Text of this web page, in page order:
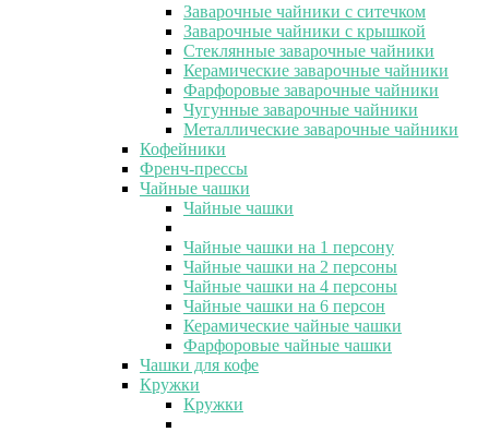
Заварочные чайники с ситечком
Заварочные чайники с крышкой
Стеклянные заварочные чайники
Керамические заварочные чайники
Фарфоровые заварочные чайники
Чугунные заварочные чайники
Металлические заварочные чайники
Кофейники
Френч-прессы
Чайные чашки
Чайные чашки
Чайные чашки на 1 персону
Чайные чашки на 2 персоны
Чайные чашки на 4 персоны
Чайные чашки на 6 персон
Керамические чайные чашки
Фарфоровые чайные чашки
Чашки для кофе
Кружки
Кружки